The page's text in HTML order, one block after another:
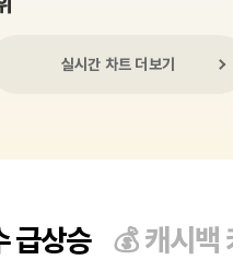
실시간 차트 더보기
급상승 💰캐시백